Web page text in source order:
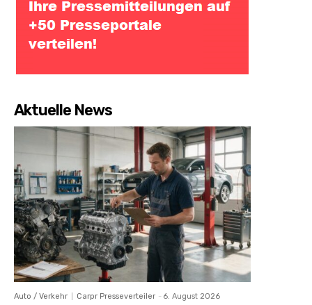
Aktuelle News
Auto / Verkehr Carpr Presseverteiler - 6. August 2026